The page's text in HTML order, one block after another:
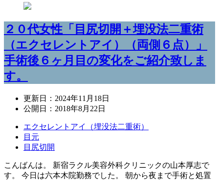
２０代女性「目尻切開＋埋没法二重術
（エクセレントアイ）（両側６点）」
手術後６ヶ月目の変化をご紹介致しま
す。
更新日： 2024年11月18日
公開日： 2018年8月22日
エクセレントアイ（埋没法二重術）
目元
目尻切開
こんばんは。 新宿ラクル美容外科クリニックの山本厚志で
す。 今日は六本木院勤務でした。 朝から夜まで手術と処置